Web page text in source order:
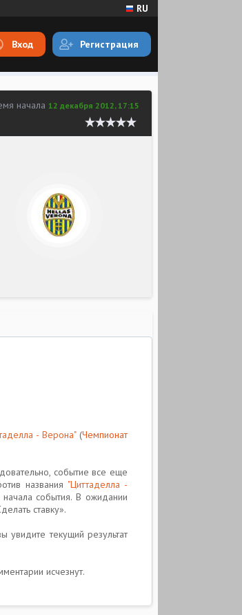
RU
Вход Регистрация
начала 12 декабря 2012, 17:15
- Верона"(Чемпионат
событие все еще
названия "Циттаделла -
события. В ожидании
ставку».
текущий результат
исчезнут.